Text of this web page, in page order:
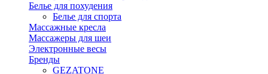
Белье для похудения
Белье для спорта
Массажные кресла
Массажеры для шеи
Электронные весы
Бренды
GEZATONE